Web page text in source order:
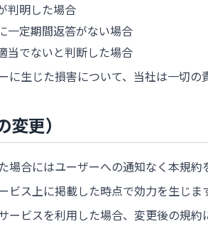
判明した場合
一定期間返答がない場合
当でないと判断した場合
に生じた損害について、当社は一切の
更）
場合にはユーザーへの通知なく本規約
ビス上に掲載した時点で効力を生じま
ービスを利用した場合、変更後の規約